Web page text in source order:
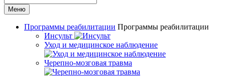
Меню
Программы реабилитации Программы реабилитации
Инсульт
Уход и медицинское наблюдение
Черепно-мозговая травма